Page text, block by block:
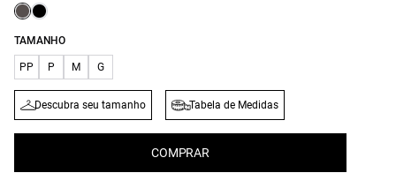
TAMANHO
PP P M G
Descubra seu tamanho Tabela de Medidas
COMPRAR